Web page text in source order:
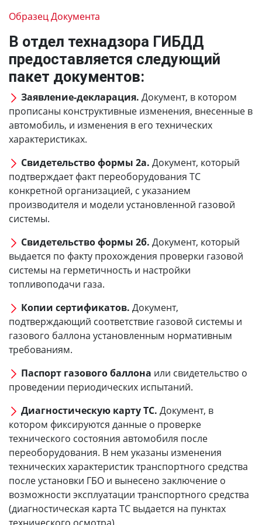
Образец Документа
В отдел технадзора ГИБДД
предоставляется следующий
пакет документов:
Заявление-декларация. Документ, в котором
прописаны конструктивные изменения, внесенные в
автомобиль, и изменения в его технических
характеристиках.
Свидетельство формы 2а. Документ, который
подтверждает факт переоборудования ТС
конкретной организацией, с указанием
производителя и модели установленной газовой
системы.
Свидетельство формы 2б. Документ, который
выдается по факту прохождения проверки газовой
системы на герметичность и настройки
топливоподачи газа.
Копии сертификатов. Документ,
подтверждающий соответствие газовой системы и
газового баллона установленным нормативным
требованиям.
Паспорт газового баллона или свидетельство о
проведении периодических испытаний.
Диагностическую карту ТС. Документ, в
котором фиксируются данные о проверке
технического состояния автомобиля после
переоборудования. В нем указаны изменения
технических характеристик транспортного средства
после установки ГБО и вынесено заключение о
возможности эксплуатации транспортного средства
(диагностическая карта ТС выдается на пунктах